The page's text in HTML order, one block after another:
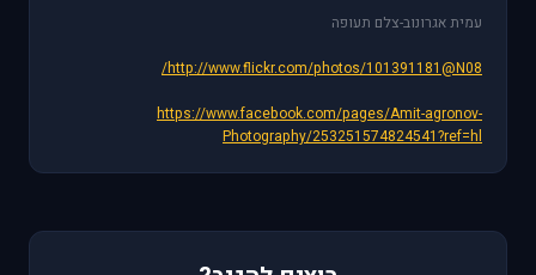
עמית אגרונוב-צלם תעופה
http://www.flickr.com/photos/101391181@N08/
https://www.facebook.com/pages/Amit-agronov-
Photography/253251574824541?ref=hl